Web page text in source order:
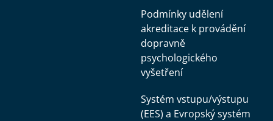
Podmínky udělení
akreditace k provádění
dopravně
psychologického
vyšetření
Systém vstupu/výstupu
(EES) a Evropský systém